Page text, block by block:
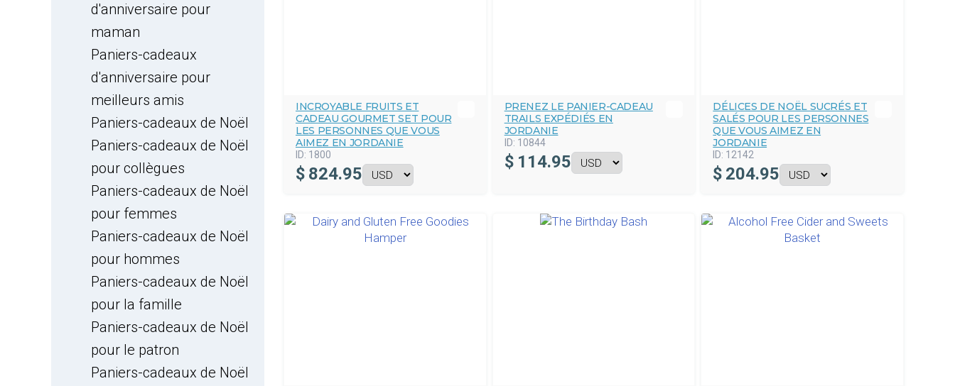
d'anniversaire pour
maman
Paniers-cadeaux
d'anniversaire pour
meilleurs amis
Paniers-cadeaux de Noël
Paniers-cadeaux de Noël
pour collègues
Paniers-cadeaux de Noël
pour femmes
Paniers-cadeaux de Noël
pour hommes
Paniers-cadeaux de Noël
pour la famille
Paniers-cadeaux de Noël
pour le patron
Paniers-cadeaux de Noël
INCROYABLE FRUITS ET
CADEAU GOURMET SET POUR
LES PERSONNES QUE VOUS
AIMEZ EN JORDANIE
ID: 1800
$ 824.95
PRENEZ LE PANIER-CADEAU
TRAILS EXPÉDIÉS EN
JORDANIE
ID: 10844
$ 114.95
DÉLICES DE NOËL SUCRÉS ET
SALÉS POUR LES PERSONNES
QUE VOUS AIMEZ EN
JORDANIE
ID: 12142
$ 204.95